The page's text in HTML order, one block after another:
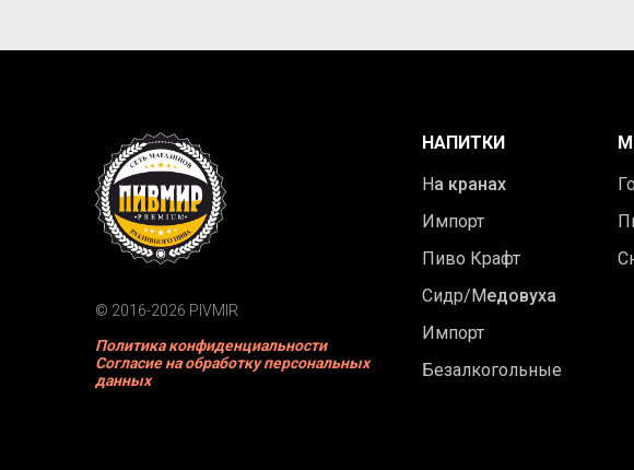
© 2016-2026 PIVMIR
Политика конфиденциальности
Согласие на обработку персональных
данных
НАПИТКИ
На кранах
Импорт
Пиво Крафт
Сидр/Медовуха
Импорт
Безалкогольные